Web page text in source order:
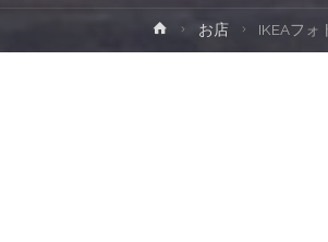
ホ
ー
お店 IKEAフォ